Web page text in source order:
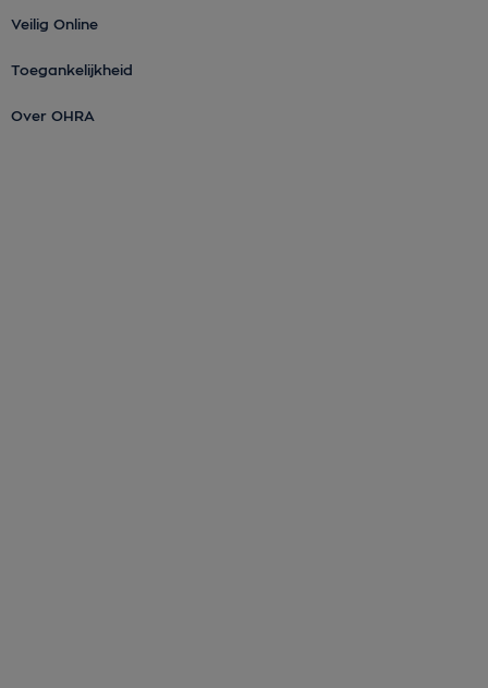
Veilig Online
Toegankelijkheid
Over OHRA